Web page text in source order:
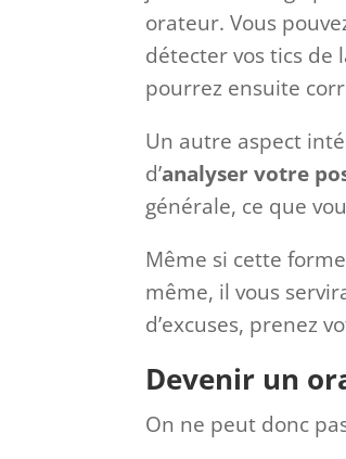
orateur. Vous
détecter vos tics de
pourrez ensuite
Un autre aspect
d’analyser votre
générale, ce que
Même si cette
même, il vous
d’excuses, prenez
Devenir un
On ne peut donc